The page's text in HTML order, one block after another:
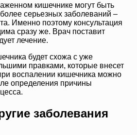
кишечнике могут быть
серьезных заболеваний –
Именно поэтому консультация
сразу же. Врач поставит
лечение.
будет схожа с уже
правками, которые внесет
воспалении кишечника можно
определения причины
заболевания